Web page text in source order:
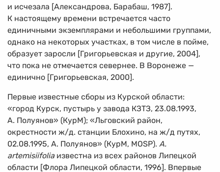
и исчезала [Александрова, Барабаш, 1987].
К настоящему времени встречается часто
единичными экземплярами и небольшими группами,
однако на некоторых участках, в том числе в пойме,
образует заросли [Григорьевская и другие, 2004],
что пока не отмечается севернее. В Воронеже —
единично [Григорьевская, 2000].
Первые известные сборы из Курской области:
«город Курск, пустырь у завода КЗТЗ, 23.08.1993,
А. Полуянов» (КурМ); «Льговский район,
окрестности ж/д. станции Блохино, на ж/д путях,
02.08.1995, А. Полуянов» (КурМ, MOSP). A.
artemisiifoliaизвестна из всех районов Липецкой
области [Флора Липецкой области, 1996]. Впервые